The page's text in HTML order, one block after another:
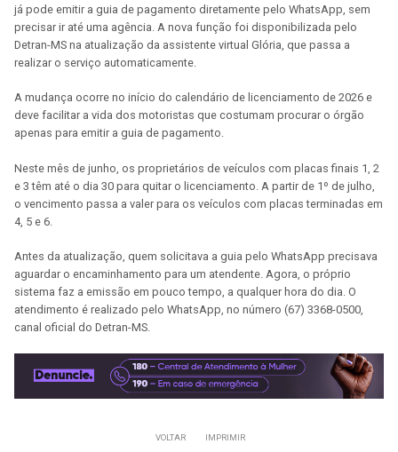
já pode emitir a guia de pagamento diretamente pelo WhatsApp, sem
precisar ir até uma agência. A nova função foi disponibilizada pelo
Detran-MS na atualização da assistente virtual Glória, que passa a
realizar o serviço automaticamente.
A mudança ocorre no início do calendário de licenciamento de 2026 e
deve facilitar a vida dos motoristas que costumam procurar o órgão
apenas para emitir a guia de pagamento.
Neste mês de junho, os proprietários de veículos com placas finais 1, 2
e 3 têm até o dia 30 para quitar o licenciamento. A partir de 1º de julho,
o vencimento passa a valer para os veículos com placas terminadas em
4, 5 e 6.
Antes da atualização, quem solicitava a guia pelo WhatsApp precisava
aguardar o encaminhamento para um atendente. Agora, o próprio
sistema faz a emissão em pouco tempo, a qualquer hora do dia. O
atendimento é realizado pelo WhatsApp, no número (67) 3368-0500,
canal oficial do Detran-MS.
VOLTAR IMPRIMIR